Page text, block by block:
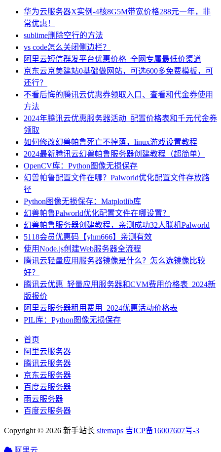
华为云服务器X实例-4核8G5M带宽价格288元一年，非
常优惠！
sublime删除空行的方法
vs code怎么关闭侧边栏？
阿里云短信群发平台优惠价格_全网专属最低价渠道
京东云京美建站0基础做网站，可选600多免费模板，可
还行？
不看后悔的腾讯云优惠券领取入口、查看和代金券使用
方法
2024年腾讯云优惠服务器活动_配置价格表和千元代金券
领取
如何修改幻兽帕鲁死亡不掉落，linux游戏设置教程
2024最新腾讯云幻兽帕鲁服务器创建教程（超简单）
OpenCV库：Python图像无损保存
幻兽帕鲁配置文件在哪？Palworld优化配置文件存放路
径
Python图像无损保存：Matplotlib库
幻兽帕鲁Palworld优化配置文件在哪设置？
幻兽帕鲁服务器创建教程，亲测成功32人联机Palworld
5118会员优惠码【yhm666】亲测有效
使用Node.js创建Web服务器全流程
腾讯云轻量应用服务器镜像是什么？怎么选镜像比较
好？
腾讯云优惠_轻量应用服务器和CVM费用价格表_2024新
版报价
阿里云服务器租用费用_2024优惠活动价格表
PIL库：Python图像无损保存
首页
阿里云服务器
腾讯云服务器
京东云服务器
百度云服务器
雨云服务器
百度云服务器
Copyright © 2026 新手站长 sitemaps 吉ICP备16007607号-3
阿里云